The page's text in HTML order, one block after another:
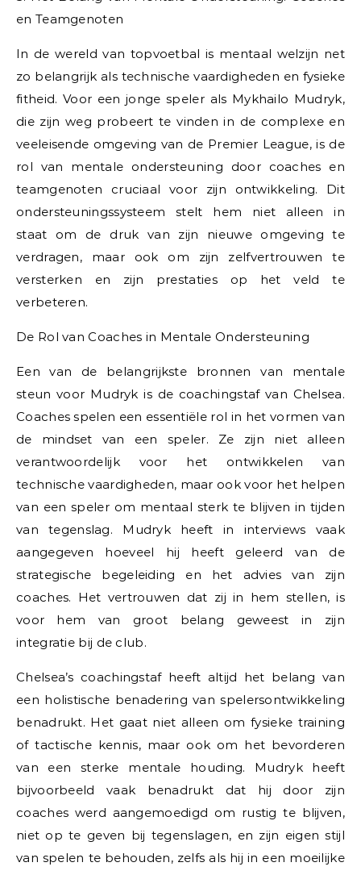
en Teamgenoten
In de wereld van topvoetbal is mentaal welzijn net
zo belangrijk als technische vaardigheden en fysieke
fitheid. Voor een jonge speler als Mykhailo Mudryk,
die zijn weg probeert te vinden in de complexe en
veeleisende omgeving van de Premier League, is de
rol van mentale ondersteuning door coaches en
teamgenoten cruciaal voor zijn ontwikkeling. Dit
ondersteuningssysteem stelt hem niet alleen in
staat om de druk van zijn nieuwe omgeving te
verdragen, maar ook om zijn zelfvertrouwen te
versterken en zijn prestaties op het veld te
verbeteren.
De Rol van Coaches in Mentale Ondersteuning
Een van de belangrijkste bronnen van mentale
steun voor Mudryk is de coachingstaf van Chelsea.
Coaches spelen een essentiële rol in het vormen van
de mindset van een speler. Ze zijn niet alleen
verantwoordelijk voor het ontwikkelen van
technische vaardigheden, maar ook voor het helpen
van een speler om mentaal sterk te blijven in tijden
van tegenslag. Mudryk heeft in interviews vaak
aangegeven hoeveel hij heeft geleerd van de
strategische begeleiding en het advies van zijn
coaches. Het vertrouwen dat zij in hem stellen, is
voor hem van groot belang geweest in zijn
integratie bij de club.
Chelsea’s coachingstaf heeft altijd het belang van
een holistische benadering van spelersontwikkeling
benadrukt. Het gaat niet alleen om fysieke training
of tactische kennis, maar ook om het bevorderen
van een sterke mentale houding. Mudryk heeft
bijvoorbeeld vaak benadrukt dat hij door zijn
coaches werd aangemoedigd om rustig te blijven,
niet op te geven bij tegenslagen, en zijn eigen stijl
van spelen te behouden, zelfs als hij in een moeilijke